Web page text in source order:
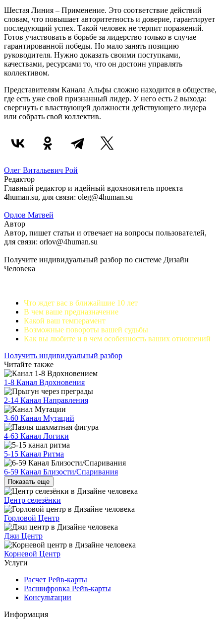
Шестая Линия – Применение. Это соответствие действий
словам, что повышает авторитетность и доверие, гарантирует
последующий успех. Такой человек не терпит поражений.
Готов участвовать в борьбе за лидерство только в случае
гарантированной победы. Но мало занять позицию
руководителя. Нужно доказать своими поступками,
качествами, ресурсами то, что он достоин управлять
коллективом.
Представителям Канала Альфы сложно находится в обществе,
где есть уже свой признанный лидер. У него есть 2 выхода:
свергнуть с властвующей должности действующего лидера
или собрать свой коллектив.
Олег Витальевич Рой
Редактор
Главный редактор и идейный вдохновитель проекта
4human.su, для связи: oleg@4human.su
Орлов Матвей
Автор
Автор, пишет статьи и отвечает на вопросы пользователей,
для связи: orlov@4human.su
Получите индивидуальный разбор по системе Дизайн
Человека
Что ждет вас в ближайшие 10 лет
В чем ваше предназначение
Какой ваш темперамент
Возможные повороты вашей судьбы
Как вы любите и в чем особенность ваших отношений
Получить индивидуальный разбор
Читайте также
1-8 Канал Вдохновения
2-14 Канал Направления
3-60 Канал Мутаций
4-63 Канал Логики
5-15 Канал Ритма
6-59 Канал Близости/Спаривания
Показать еще
Центр селезёнки
Горловой Центр
Джи Центр
Корневой Центр
Услуги
Расчет Рейв-карты
Расшифровка Рейв-карты
Консультации
Информация